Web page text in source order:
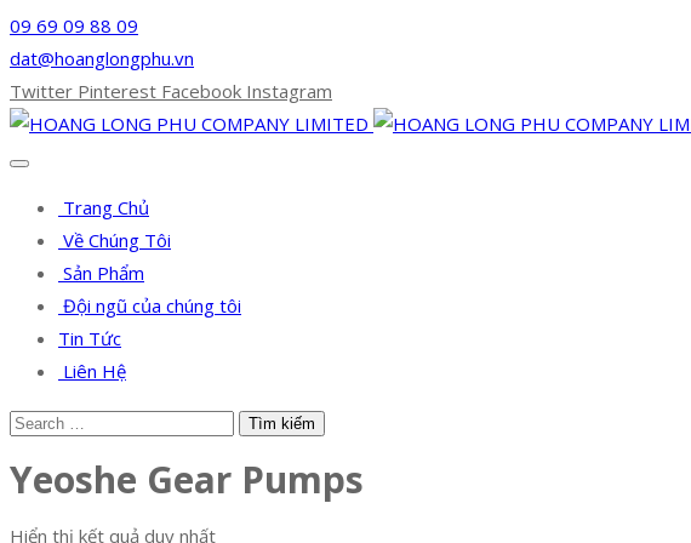
09 69 09 88 09
dat@hoanglongphu.vn
Twitter Pinterest Facebook Instagram
Trang Chủ
Về Chúng Tôi
Sản Phẩm
Đội ngũ của chúng tôi
Tin Tức
Liên Hệ
Yeoshe Gear Pumps
Hiển thị kết quả duy nhất